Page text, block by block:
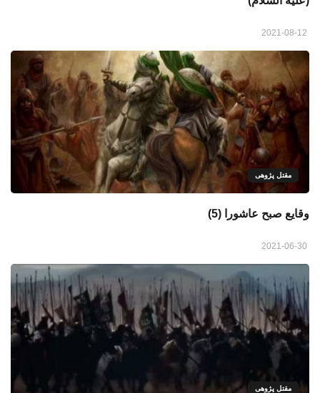
مقتل پژوهی
وقایع صبح عاشورا (5)
مقتل پژوهی